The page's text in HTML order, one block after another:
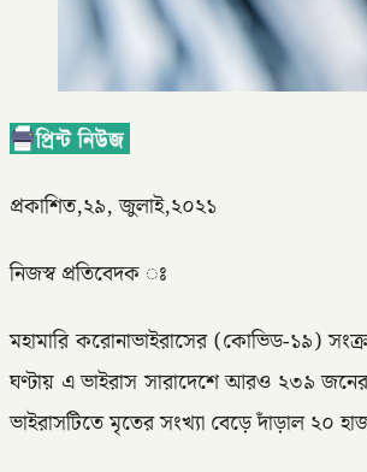
প্রকাশিত,২৯, জুলাই,২০২১
নিজস্ব প্রতিবেদক ঃ
মহামারি করোনাভাইরাসের (কোভিড-১৯)
ঘণ্টায় এ ভাইরাস সারাদেশে আরও ২৩৯
ভাইরাসটিতে মৃতের সংখ্যা বেড়ে দাঁড়াল ২০